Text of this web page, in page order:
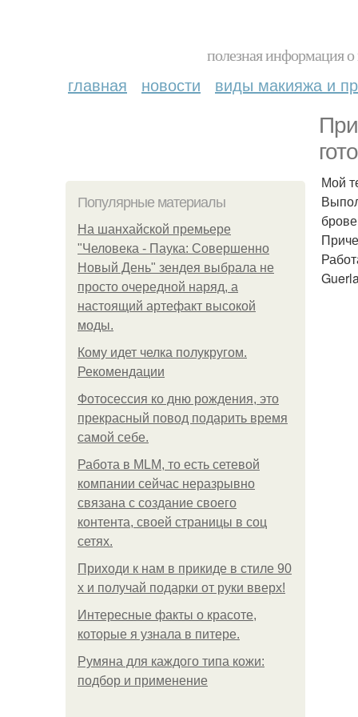
полезная информация
главная новости виды макияжа и
Популярные материалы
На шанхайской премьере
"Человека - Паука: Совершенно
Новый День" зендея выбрала не
просто очередной наряд, а
настоящий артефакт высокой
моды.
Кому идет челка полукругом.
Рекомендации
Фотосессия ко дню рождения, это
прекрасный повод подарить время
самой себе.
Работа в MLM, то есть сетевой
компании сейчас неразрывно
связана с создание своего
контента, своей страницы в соц
сетях.
Приходи к нам в прикиде в стиле 90
х и получай подарки от руки вверх!
Интересные факты о красоте,
которые я узнала в питере.
Румяна для каждого типа кожи:
подбор и применение
Мой